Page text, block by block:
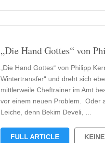
„Die Hand Gottes“ von
„Die Hand Gottes“ von Philipp
Wintertransfer“ und dreht sich
mittlerweile Cheftrainer im Amt
vor einem neuen Problem. Oder
Leiche, denn Bekim Develi, …
FULL ARTICLE